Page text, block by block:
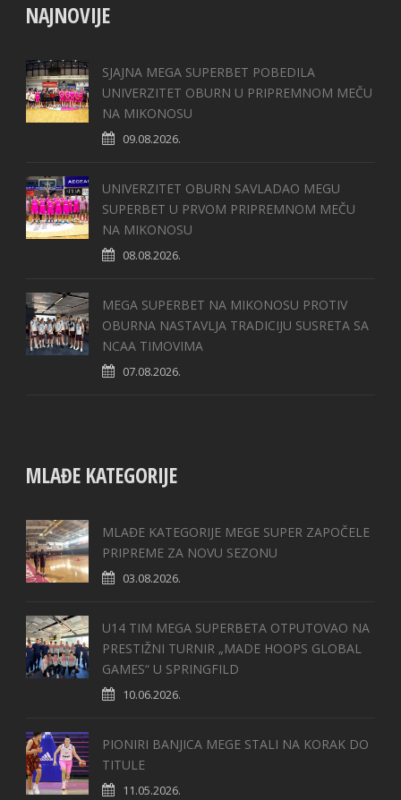
NAJNOVIJE
SJAJNA MEGA SUPERBET POBEDILA
UNIVERZITET OBURN U PRIPREMNOM MEČU
NA MIKONOSU
09.08.2026.
UNIVERZITET OBURN SAVLADAO MEGU
SUPERBET U PRVOM PRIPREMNOM MEČU
NA MIKONOSU
08.08.2026.
MEGA SUPERBET NA MIKONOSU PROTIV
OBURNA NASTAVLJA TRADICIJU SUSRETA SA
NCAA TIMOVIMA
07.08.2026.
MLAĐE KATEGORIJE
MLAĐE KATEGORIJE MEGE SUPER ZAPOČELE
PRIPREME ZA NOVU SEZONU
03.08.2026.
U14 TIM MEGA SUPERBETA OTPUTOVAO NA
PRESTIŽNI TURNIR „MADE HOOPS GLOBAL
GAMES“ U SPRINGFILD
10.06.2026.
PIONIRI BANJICA MEGE STALI NA KORAK DO
TITULE
11.05.2026.